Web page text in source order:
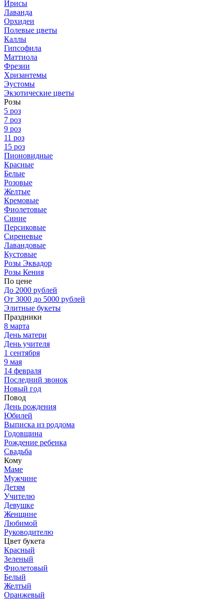
Ирисы
Лаванда
Орхидеи
Полевые цветы
Каллы
Гипсофила
Маттиола
Фрезии
Хризантемы
Эустомы
Экзотические цветы
Розы
5 роз
7 роз
9 роз
11 роз
15 роз
Пионовидные
Красные
Белые
Розовые
Желтые
Кремовые
Фиолетовые
Синие
Персиковые
Сиреневые
Лавандовые
Кустовые
Розы Эквадор
Розы Кения
По цене
До 2000 рублей
От 3000 до 5000 рублей
Элитные букеты
Праздники
8 марта
День матери
День учителя
1 сентября
9 мая
14 февраля
Последний звонок
Новый год
Повод
День рождения
Юбилей
Выписка из роддома
Годовщина
Рождение ребенка
Свадьба
Кому
Маме
Мужчине
Детям
Учителю
Девушке
Женщине
Любимой
Руководителю
Цвет букета
Красный
Зеленый
Фиолетовый
Белый
Желтый
Оранжевый